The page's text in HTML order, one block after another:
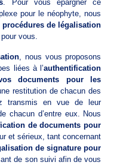
. Pour vous épargner ce
pour le néophyte, nous
procédures de légalisation
vous.
, nous vous proposons
liées à l’authentification
documents pour les
restitution de chacun des
transmis en vue de leur
chacun d’entre eux. Nous
de documents pour
et sérieux, tant concernant
de signature pour
de son suivi afin de vous